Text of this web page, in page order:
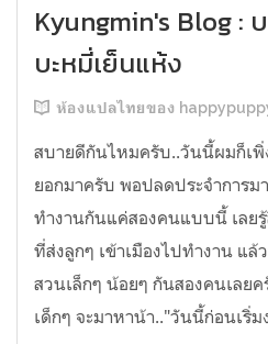
Kyungmin's Blog :
บะหมี่เย็นแห้ง
ห้องแปลไทยของ
สบายดีกันไหมครับ..วันนี้ผมก็เ
ยอกมาครับ พอปลดประจำการม
ทำงานกันแค่สองคนแบบนี้ เลย
ที่ส่งลูกๆ เข้าเมืองไปทำงาน แ
สวนเล็กๆ น้อยๆ กันสองคนเลย
เด็กๆ จะมาหาน้า.."วันนี้ก่อนเริ่